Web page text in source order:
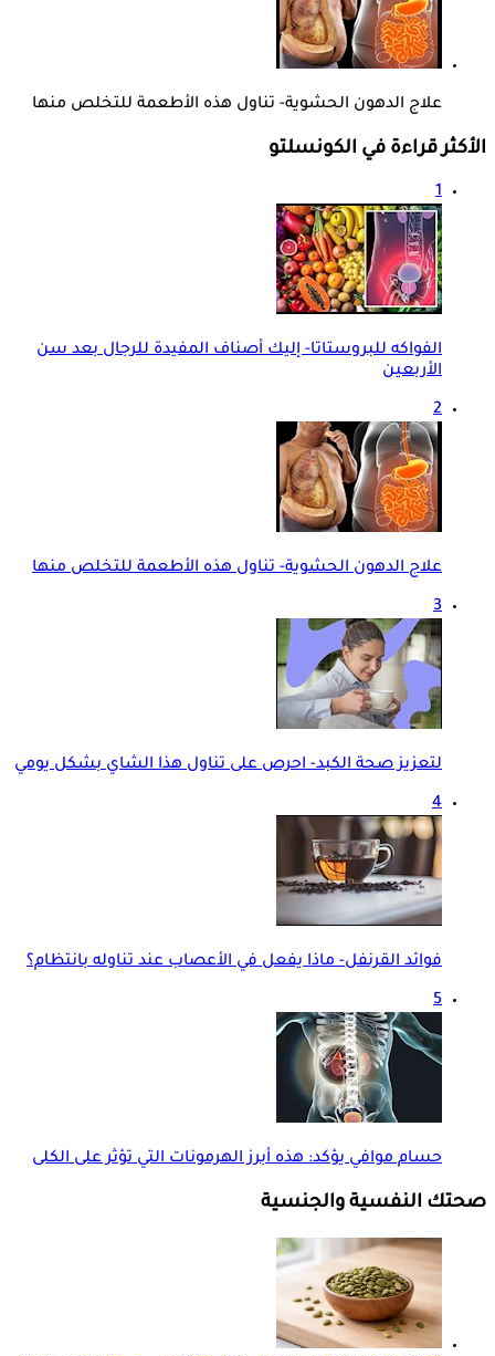
علاج الدهون الحشوية- تناول هذه الأطعمة للتخلص منها
الأكثر قراءة في الكونسلتو
1
الفواكه للبروستاتا- إليك أصناف المفيدة للرجال بعد سن
الأربعين
2
علاج الدهون الحشوية- تناول هذه الأطعمة للتخلص منها
3
لتعزيز صحة الكبد- احرص على تناول هذا الشاي بشكل يومي
4
فوائد القرنفل- ماذا يفعل في الأعصاب عند تناوله بانتظام؟
5
حسام موافي يؤكد: هذه أبرز الهرمونات التي تؤثر على الكلى
صحتك النفسية والجنسية